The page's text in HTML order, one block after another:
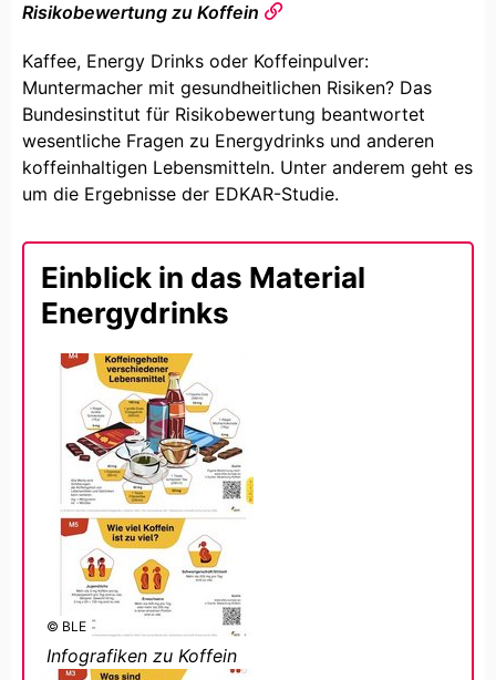
Risikobewertung zu Koffein
Kaffee, Energy Drinks oder Koffeinpulver:
Muntermacher mit gesundheitlichen Risiken? Das
Bundesinstitut für Risikobewertung beantwortet
wesentliche Fragen zu Energydrinks und anderen
koffeinhaltigen Lebensmitteln. Unter anderem geht es
um die Ergebnisse der EDKAR-Studie.
Einblick in das Material
Energydrinks
© BLE
Infografiken zu Koffein